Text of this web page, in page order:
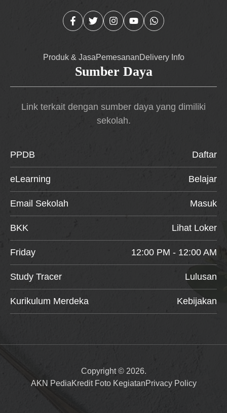
Produk & JasaPemesananDelivery Info
Sumber Daya
Link terkait dengan sumber daya yang dimiliki
sekolah.
PPDB Daftar
eLearning Belajar
Email Sekolah Masuk
BKK Lihat Loker
Friday 12:00 PM - 12:00 AM
Study Tracer Lulusan
Kurikulum Merdeka Kebijakan
Copyright © 2026.
AKN PediaKredit Foto KegiatanPrivacy Policy